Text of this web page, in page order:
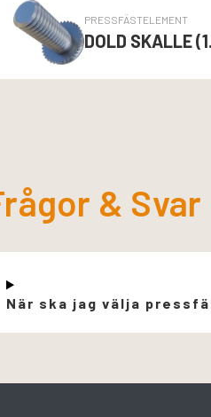
PRESSFÄSTELEMENT
DOLD SKALLE
& Svar
När ska jag välja